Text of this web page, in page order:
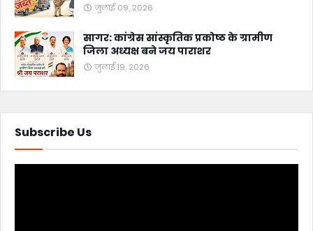
जुलाई 09, 2026
सागर: कांग्रेस सांस्कृतिक प्रकोष्ठ के ग्रामीण
जिला अध्यक्ष बने जय पाराशर
जुलाई 19, 2026
Subscribe Us